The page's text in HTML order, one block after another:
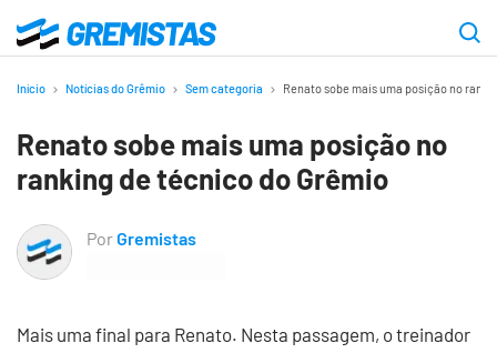
para
principal
Gremistas
Início Notícias do Grêmio Sem categoria Renato sobe mais uma posição no
Renato sobe mais uma posição no
ranking de técnico do Grêmio
PorGremistas
Mais uma final para Renato. Nesta passagem, o treinador